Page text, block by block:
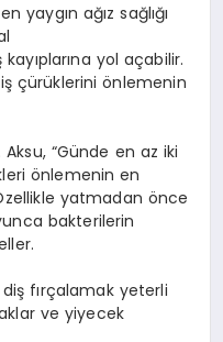
yaygın ağız sağlığı
yol açabilir.
çürüklerini önlemenin
“Günde en az iki
önlemenin en
yatmadan önce
bakterilerin
diş fırçalamak yeterli
ve yiyecek